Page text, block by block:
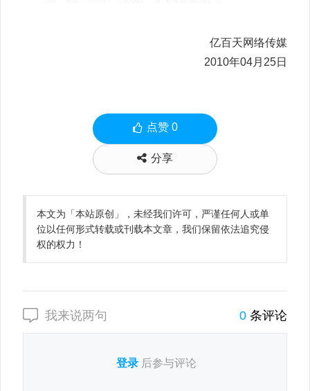
亿百天网络传媒
2010年04月25日
点赞 0
分享
本文为「本站原创」，未经我们许可，严谨任何人或单
位以任何形式转载或刊载本文章，我们保留依法追究侵
权的权力！
我来说两句 0 条评论
登录 后参与评论